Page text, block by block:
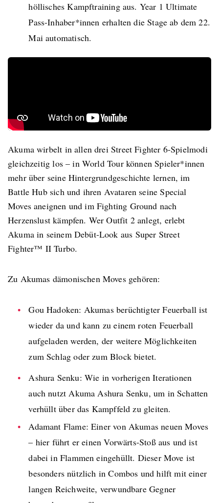
höllisches Kampftraining aus. Year 1 Ultimate
Pass-Inhaber*innen erhalten die Stage ab dem 22.
Mai automatisch.
Akuma wirbelt in allen drei Street Fighter 6-Spielmodi
gleichzeitig los – in World Tour können Spieler*innen
mehr über seine Hintergrundgeschichte lernen, im
Battle Hub sich und ihren Avataren seine Special
Moves aneignen und im Fighting Ground nach
Herzenslust kämpfen. Wer Outfit 2 anlegt, erlebt
Akuma in seinem Debüt-Look aus Super Street
Fighter™ II Turbo.
Zu Akumas dämonischen Moves gehören:
Gou Hadoken: Akumas berüchtigter Feuerball ist
wieder da und kann zu einem roten Feuerball
aufgeladen werden, der weitere Möglichkeiten
zum Schlag oder zum Block bietet.
Ashura Senku: Wie in vorherigen Iterationen
auch nutzt Akuma Ashura Senku, um in Schatten
verhüllt über das Kampffeld zu gleiten.
Adamant Flame: Einer von Akumas neuen Moves
– hier führt er einen Vorwärts-Stoß aus und ist
dabei in Flammen eingehüllt. Dieser Move ist
besonders nützlich in Combos und hilft mit einer
langen Reichweite, verwundbare Gegner